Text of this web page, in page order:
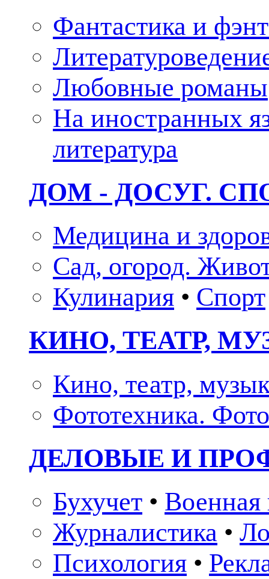
Фантастика и
Любовные романы
На иностранных
литература
ДОМ - ДОСУГ.
Медицина и
Сад, огород.
Кулинария • Спорт
КИНО, ТЕАТР,
Кино, театр,
Фототехника.
ДЕЛОВЫЕ И
Бухучет • Военная
Журналистика •
Психология •